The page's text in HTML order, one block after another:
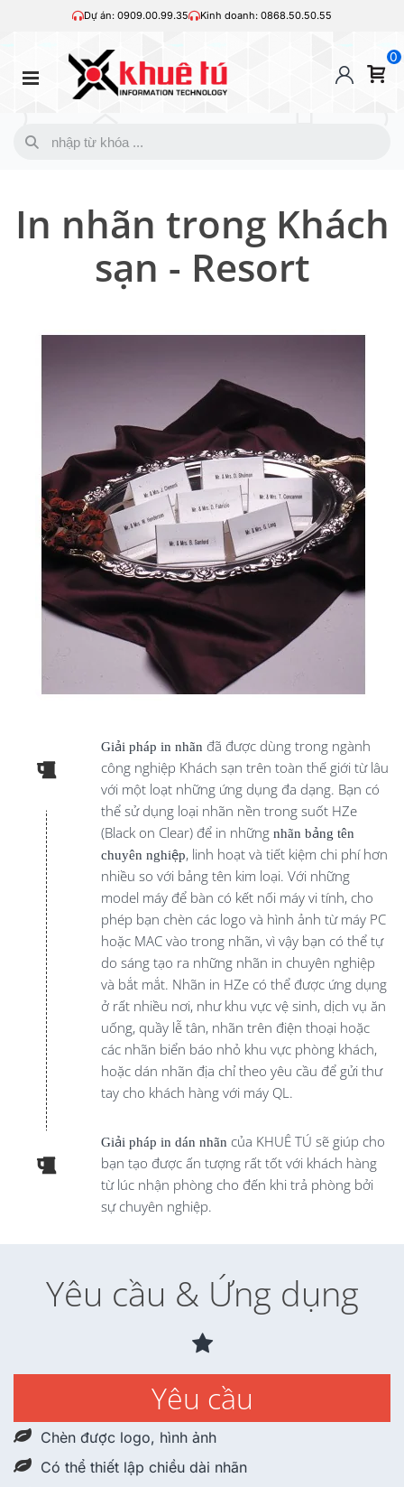
Dự án: 0909.00.99.35 Kinh doanh: 0868.50.50.55
0
In nhãn trong Khách
sạn - Resort
Giải pháp in nhãn đã được dùng trong ngành
công nghiệp Khách sạn trên toàn thế giới từ lâu
với một loạt những ứng dụng đa dạng. Bạn có
thể sử dụng loại nhãn nền trong suốt HZe
(Black on Clear) để in những nhãn bảng tên
chuyên nghiệp, linh hoạt và tiết kiệm chi phí hơn
nhiều so với bảng tên kim loại. Với những
model máy để bàn có kết nối máy vi tính, cho
phép bạn chèn các logo và hình ảnh từ máy PC
hoặc MAC vào trong nhãn, vì vậy bạn có thể tự
do sáng tạo ra những nhãn in chuyên nghiệp
và bắt mắt. Nhãn in HZe có thể được ứng dụng
ở rất nhiều nơi, như khu vực vệ sinh, dịch vụ ăn
uống, quầy lễ tân, nhãn trên điện thoại hoặc
các nhãn biển báo nhỏ khu vực phòng khách,
hoặc dán nhãn địa chỉ theo yêu cầu để gửi thư
tay cho khách hàng với máy QL.
Giải pháp in dán nhãn của KHUÊ TÚ sẽ giúp cho
bạn tạo được ấn tượng rất tốt với khách hàng
từ lúc nhận phòng cho đến khi trả phòng bởi
sự chuyên nghiệp.
Yêu cầu & Ứng dụng
Yêu cầu
Chèn được logo, hình ảnh
Có thể thiết lập chiều dài nhãn